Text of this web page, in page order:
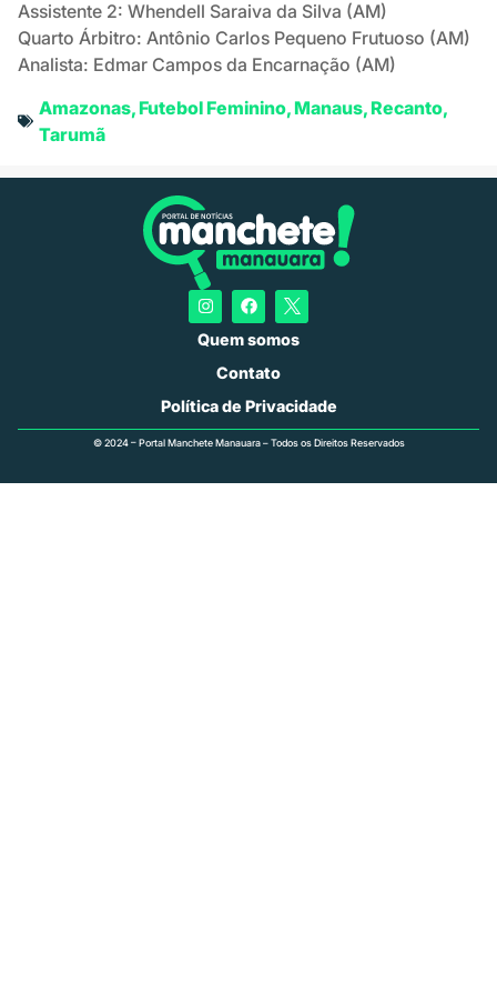
Assistente 2: Whendell Saraiva da Silva (AM)
Quarto Árbitro: Antônio Carlos Pequeno Frutuoso (AM)
Analista: Edmar Campos da Encarnação (AM)
Amazonas,Futebol Feminino,Manaus,Recanto,
Tarumã
Quem somos
Contato
Política de Privacidade
© 2024 – Portal Manchete Manauara – Todos os Direitos Reservados